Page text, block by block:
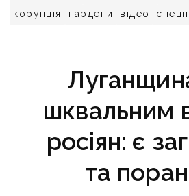
корупція
нардепи відео
шквальним
росіян: є
та